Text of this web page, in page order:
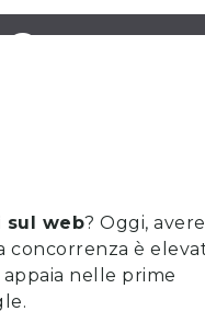
sul web? Oggi,
concorrenza è
nelle prime